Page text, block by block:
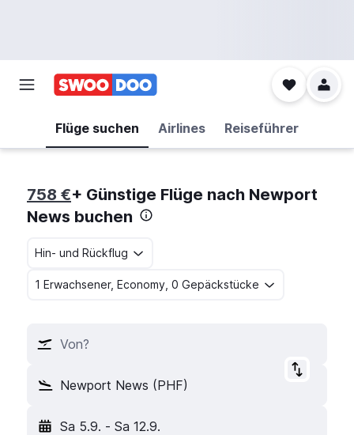
Flüge suchen Airlines Reiseführer
758 €+ Günstige Flüge nach Newport
News buchen
Hin- und Rückflug
1 Erwachsener, Economy, 0 Gepäckstücke
Von?
Newport News (PHF)
Sa 5.9. - Sa 12.9.